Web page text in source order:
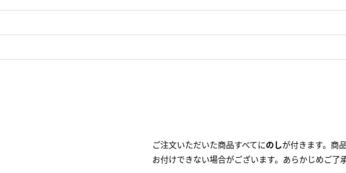
ご注文いただいた商品すべてにのしが付きます。商
お付けできない場合がございます。あらかじめご了